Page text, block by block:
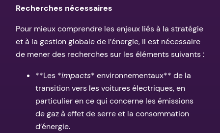
Recherches nécessaires
Pour mieux comprendre les enjeux liés à la stratégie
et à la gestion globale de l’énergie, il est nécessaire
de mener des recherches sur les éléments suivants :
**Les *impacts* environnementaux** de la
transition vers les voitures électriques, en
particulier en ce qui concerne les émissions
de gaz à effet de serre et la consommation
d’énergie.